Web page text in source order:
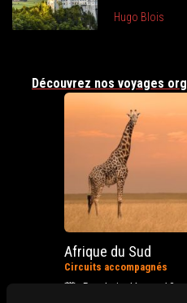
Hugo Blois
Découvrez nos voyages
Afrique du Sud
Circuits accompagnés
Prochain départ : 12